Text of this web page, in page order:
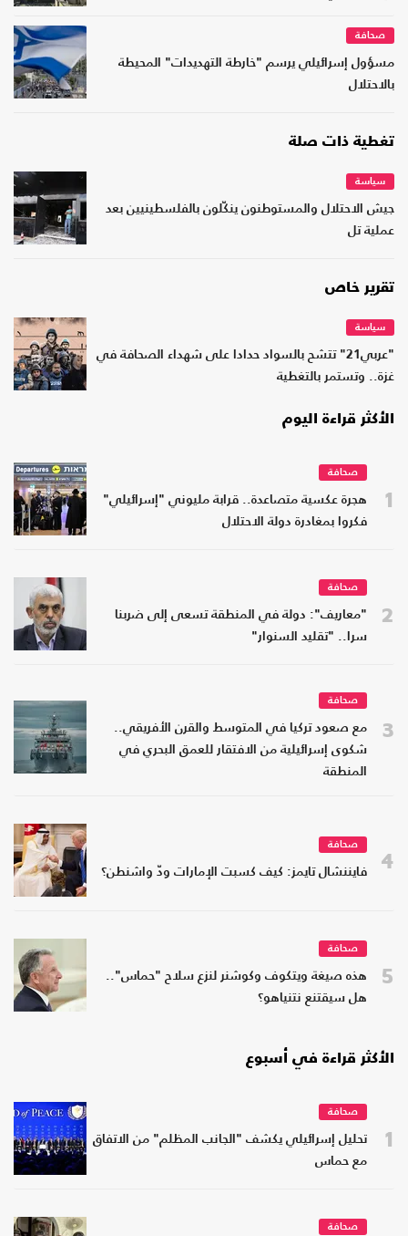
صحافة
مسؤول إسرائيلي يرسم "خارطة التهديدات" المحيطة
بالاحتلال
تغطية ذات صلة
سياسة
جيش الاحتلال والمستوطنون ينكّلون بالفلسطينيين بعد
عملية تل
تقرير خاص
سياسة
"عربي21" تتشح بالسواد حدادا على شهداء الصحافة في
غزة.. وتستمر بالتغطية
الأكثر قراءة اليوم
1
صحافة
هجرة عكسية متصاعدة.. قرابة مليوني "إسرائيلي"
فكروا بمغادرة دولة الاحتلال
2
صحافة
"معاريف": دولة في المنطقة تسعى إلى ضربنا
سرا.. "تقليد السنوار"
3
صحافة
مع صعود تركيا في المتوسط والقرن الأفريقي..
شكوى إسرائيلية من الافتقار للعمق البحري في
المنطقة
4
صحافة
فايننشال تايمز: كيف كسبت الإمارات ودّ واشنطن؟
5
صحافة
هذه صيغة ويتكوف وكوشنر لنزع سلاح "حماس"..
هل سيقتنع نتنياهو؟
الأكثر قراءة في أسبوع
1
صحافة
تحليل إسرائيلي يكشف "الجانب المظلم" من الاتفاق
مع حماس
صحافة